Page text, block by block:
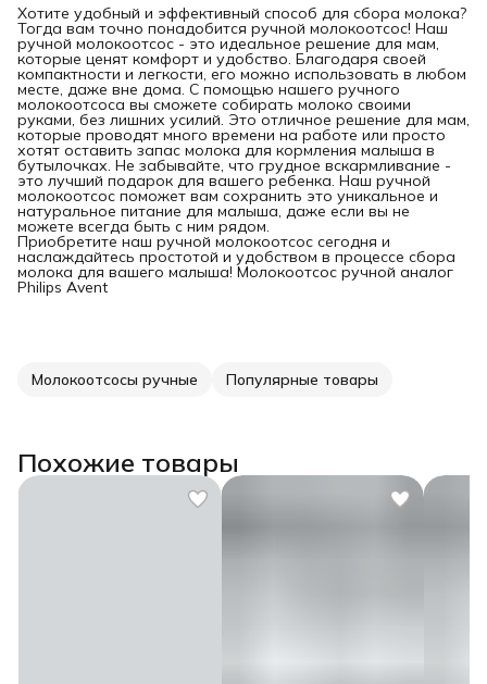
Хотите удобный и эффективный способ для сбора молока?
Тогда вам точно понадобится ручной молокоотсос! Наш
ручной молокоотсос - это идеальное решение для мам,
которые ценят комфорт и удобство. Благодаря своей
компактности и легкости, его можно использовать в любом
месте, даже вне дома. С помощью нашего ручного
молокоотсоса вы сможете собирать молоко своими
руками, без лишних усилий. Это отличное решение для мам,
которые проводят много времени на работе или просто
хотят оставить запас молока для кормления малыша в
бутылочках. Не забывайте, что грудное вскармливание -
это лучший подарок для вашего ребенка. Наш ручной
молокоотсос поможет вам сохранить это уникальное и
натуральное питание для малыша, даже если вы не
можете всегда быть с ним рядом.
Приобретите наш ручной молокоотсос сегодня и
наслаждайтесь простотой и удобством в процессе сбора
молока для вашего малыша! Молокоотсос ручной аналог
Philips Avent
Молокоотсосы ручные Популярные товары
Похожие товары